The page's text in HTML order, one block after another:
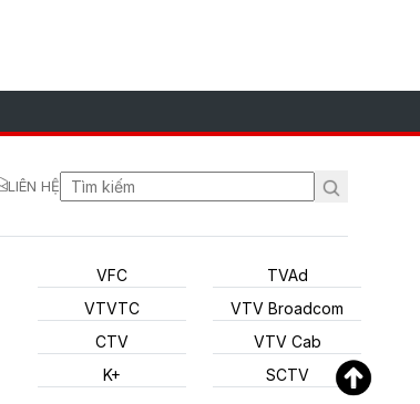
LIÊN HỆ
VFC
VTVTC
CTV
K+
TVAd
VTV Broadcom
VTV Cab
SCTV